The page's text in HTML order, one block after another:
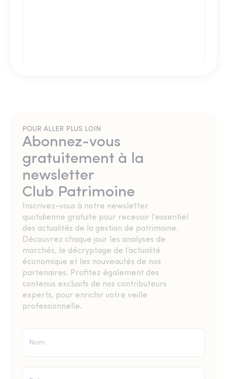
POUR ALLER PLUS LOIN
Abonnez-vous
gratuitement à la
newsletter
Club Patrimoine
Inscrivez-vous à notre newsletter
quotidienne gratuite pour recevoir l’essentiel
des actualités de la gestion de patrimoine.
Découvrez chaque jour les analyses de
marchés, le décryptage de l’actualité
économique et les nouveautés de nos
partenaires. Profitez également des
contenus exclusifs de nos contributeurs
experts, pour enrichir votre veille
professionnelle.